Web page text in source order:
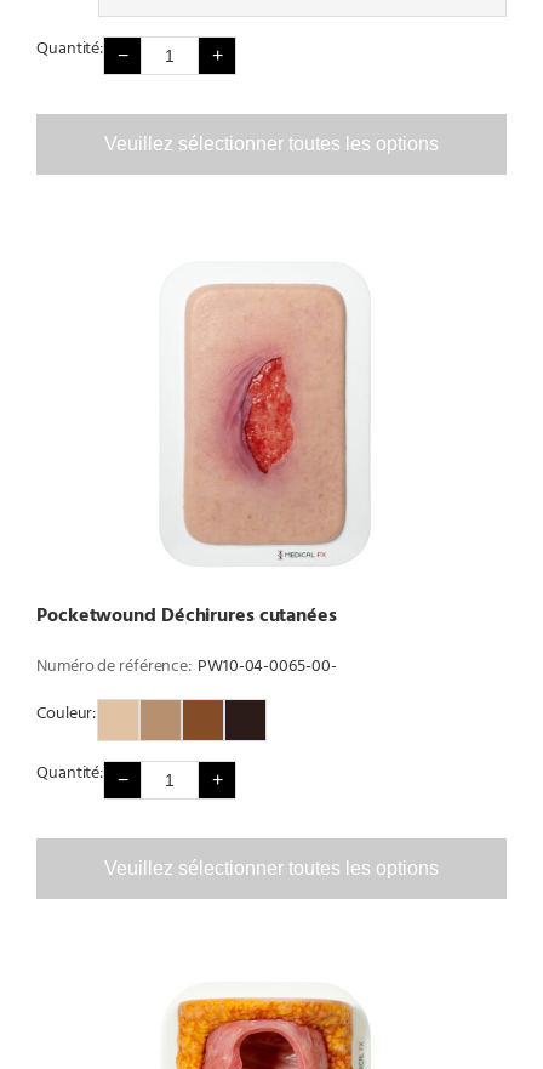
Quantité: − +
Veuillez sélectionner toutes les options
Pocketwound Déchirures cutanées
Numéro de référence: PW10-04-0065-00-
Couleur:
Quantité: − +
Veuillez sélectionner toutes les options